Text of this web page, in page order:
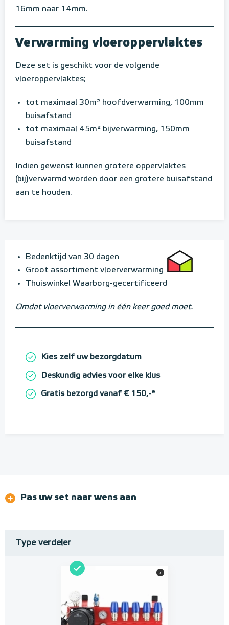
16mm naar 14mm.
Verwarming vloeroppervlaktes
Deze set is geschikt voor de volgende
vloeroppervlaktes;
tot maximaal 30m² hoofdverwarming, 100mm
buisafstand
tot maximaal 45m² bijverwarming, 150mm
buisafstand
Indien gewenst kunnen grotere oppervlaktes
(bij)verwarmd worden door een grotere buisafstand
aan te houden.
Bedenktijd van 30 dagen
Groot assortiment vloerverwarming
Thuiswinkel Waarborg-gecertificeerd
Omdat vloerverwarming in één keer goed moet.
Kies zelf uw bezorgdatum
Deskundig advies voor elke klus
Gratis bezorgd vanaf € 150,-*
Pas uw set naar wens aan
Type verdeler
i